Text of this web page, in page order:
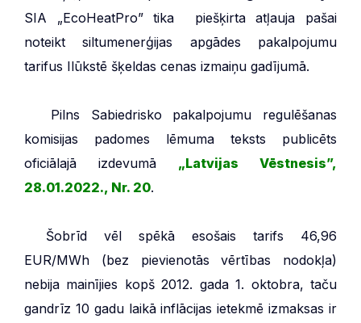
SIA „EcoHeatPro” tika piešķirta atļauja pašai
noteikt siltumenerģijas apgādes pakalpojumu
tarifus Ilūkstē šķeldas cenas izmaiņu gadījumā.
Pilns Sabiedrisko pakalpojumu regulēšanas
komisijas padomes lēmuma teksts publicēts
oficiālajā izdevumā „Latvijas Vēstnesis”,
28.01.2022., Nr. 20.
Šobrīd vēl spēkā esošais tarifs 46,96
EUR/MWh (bez pievienotās vērtības nodokļa)
nebija mainījies kopš 2012. gada 1. oktobra, taču
gandrīz 10 gadu laikā inflācijas ietekmē izmaksas ir